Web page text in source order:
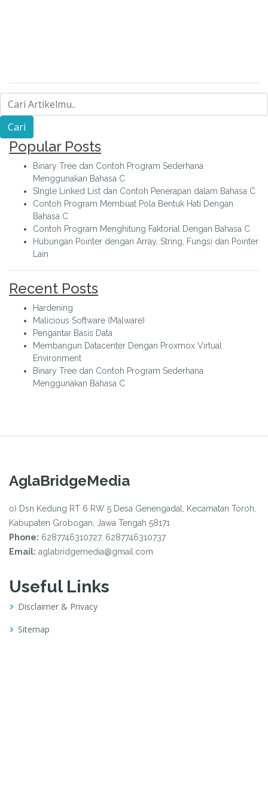
Popular Posts
Binary Tree dan Contoh Program Sederhana
Menggunakan Bahasa C
SIngle Linked List dan Contoh Penerapan dalam Bahasa C
Contoh Program Membuat Pola Bentuk Hati Dengan
Bahasa C
Contoh Program Menghitung Faktorial Dengan Bahasa C
Hubungan Pointer dengan Array, String, Fungsi dan Pointer
Lain
Recent Posts
Hardening
Malicious Software (Malware)
Pengantar Basis Data
Membangun Datacenter Dengan Proxmox Virtual
Environment
Binary Tree dan Contoh Program Sederhana
Menggunakan Bahasa C
AglaBridgeMedia
o) Dsn Kedung RT 6 RW 5 Desa Genengadal, Kecamatan Toroh,
Kabupaten Grobogan, Jawa Tengah 58171
Phone: 6287746310727, 6287746310737
Email: aglabridgemedia@gmail.com
Useful Links
Disclaimer & Privacy
Sitemap